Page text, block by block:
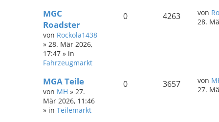
MGC
Roadster
von Rockola1438
» 28. Mär 2026,
17:47 » in
Fahrzeugmarkt
0 4263 von
28.
MGA Teile
von MH » 27.
Mär 2026, 11:46
» in Teilemarkt
0 3657 von
27.